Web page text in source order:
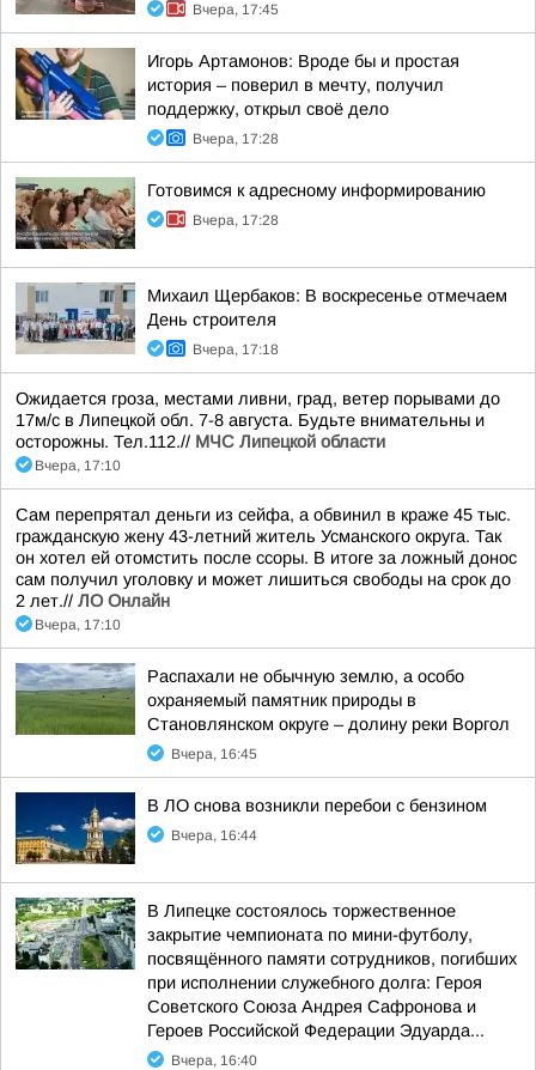
Вчера, 17:45
Игорь Артамонов: Вроде бы и простая
история – поверил в мечту, получил
поддержку, открыл своё дело
Вчера, 17:28
Готовимся к адресному информированию
Вчера, 17:28
Михаил Щербаков: В воскресенье отмечаем
День строителя
Вчера, 17:18
Ожидается гроза, местами ливни, град, ветер порывами до
17м/с в Липецкой обл. 7-8 августа. Будьте внимательны и
осторожны. Тел.112.// МЧС Липецкой области
Вчера, 17:10
Сам перепрятал деньги из сейфа, а обвинил в краже 45 тыс.
гражданскую жену 43-летний житель Усманского округа. Так
он хотел ей отомстить после ссоры. В итоге за ложный донос
сам получил уголовку и может лишиться свободы на срок до
2 лет.// ЛО Онлайн
Вчера, 17:10
Распахали не обычную землю, а особо
охраняемый памятник природы в
Становлянском округе – долину реки Воргол
Вчера, 16:45
В ЛО снова возникли перебои с бензином
Вчера, 16:44
В Липецке состоялось торжественное
закрытие чемпионата по мини-футболу,
посвящённого памяти сотрудников, погибших
при исполнении служебного долга: Героя
Советского Союза Андрея Сафронова и
Героев Российской Федерации Эдуарда...
Вчера, 16:40